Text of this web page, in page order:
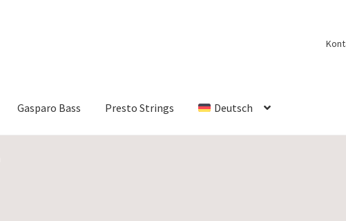
Gasparo Bass Presto Strings Deutsch